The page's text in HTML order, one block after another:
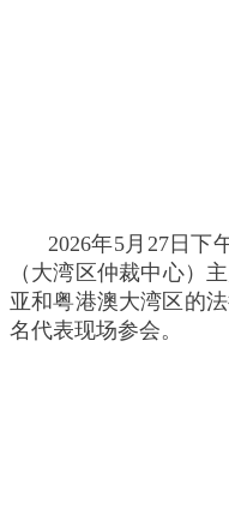
2026年5月27日下
（大湾区仲裁中心）
亚和粤港澳大湾区的
名代表现场参会。